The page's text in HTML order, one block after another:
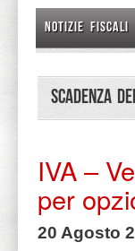
NOTIZIE FISCALI
Scadenza
IVA –
per
20 Agosto